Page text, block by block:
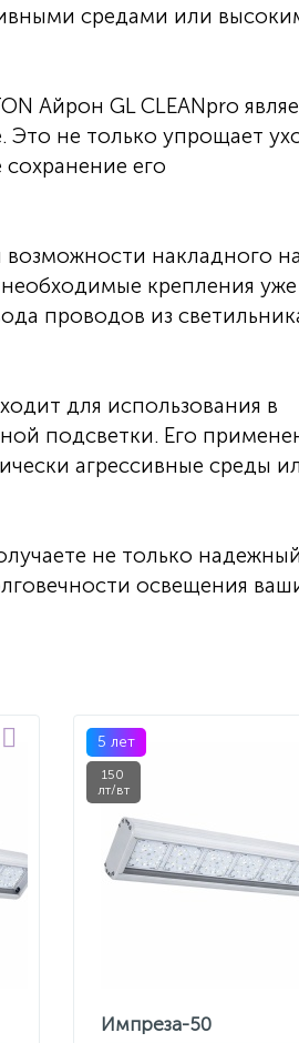
средами или
Айрон GL CLEANpro
Это не только упрощает
его
возможности накладного на
крепления уже
проводов из
для использования в
подсветки. Его
агрессивные среды
не только надежный
освещения
5 лет
150
лт/вт
Импреза-50